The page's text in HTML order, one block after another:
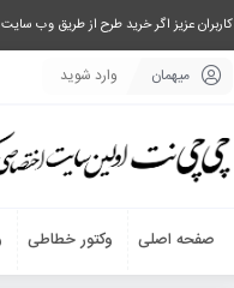
کاربران عزیز اگر خرید طرح از طریق وب سایت برای شما مقدور نیست، به شماره بله یا
میهمان وارد شوید
صفحه اصلی وکتور خطاطی